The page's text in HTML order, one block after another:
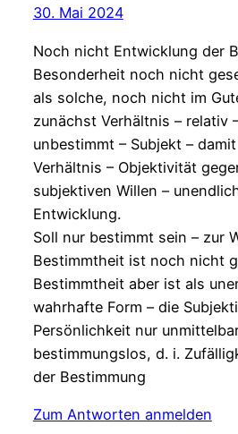
30. Mai 2024
Noch nicht Entwicklung der
Besonderheit noch nicht
als solche, noch nicht im
zunächst Verhältnis – relativ
unbestimmt – Subjekt –
Verhältnis – Objektivität
subjektiven Willen –
Entwicklung.
Soll nur bestimmt sein – zur
Bestimmtheit ist noch nicht
Bestimmtheit aber ist als
wahrhafte Form – die
Persönlichkeit nur
bestimmungslos, d. i.
der Bestimmung
Zum Antworten anmelden